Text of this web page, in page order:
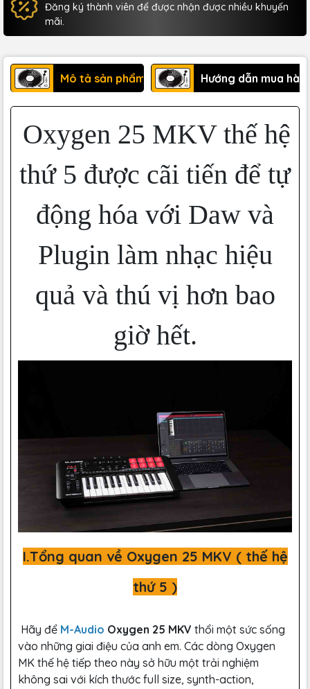
Đăng ký thành viên để được nhận được nhiều khuyến
mãi.
Mô tả sản phẩm Hướng dẫn mua
Oxygen 25 MKV thế hệ
thứ 5 được cãi tiến để tự
động hóa với Daw và
Plugin làm nhạc hiệu
quả và thú vị hơn bao
giờ hết.
I.Tổng quan về Oxygen 25 MKV ( thế hệ
thứ 5 )
Hãy để M-Audio Oxygen 25 MKV thổi một sức sống
vào những giai điệu của anh em. Các dòng Oxygen
MK thế hệ tiếp theo này sở hữu một trải nghiệm
không sai với kích thước full size, synth-action,